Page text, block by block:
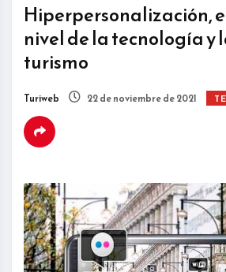
Hiperpersonalización,
nivel de la tecnología y
turismo
Turiweb 22 de noviembre de 2021